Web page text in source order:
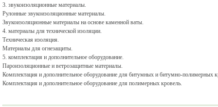
3. звукоизоляционные материалы.
Рулонные звукоизоляционные материалы.
Звукоизоляционные материалы на основе каменной ваты.
4. материалы для технической изоляции.
Техническая изоляция.
Материалы для огнезащиты.
5. комплектация и дополнительное оборудование.
Пароизоляционные и ветрозащитные материалы.
Комплектация и дополнительное оборудование для битумных и битумно-полимерных
Комплектация и дополнительное оборудование для полимерных кровель.